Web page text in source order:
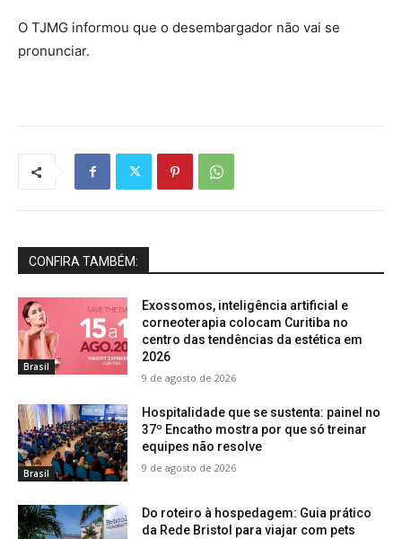
O TJMG informou que o desembargador não vai se
pronunciar.
CONFIRA TAMBÉM:
Brasil
Exossomos, inteligência artificial e
corneoterapia colocam Curitiba no
centro das tendências da estética em
2026
9 de agosto de 2026
Brasil
Hospitalidade que se sustenta: painel no
37º Encatho mostra por que só treinar
equipes não resolve
9 de agosto de 2026
Do roteiro à hospedagem: Guia prático
da Rede Bristol para viajar com pets